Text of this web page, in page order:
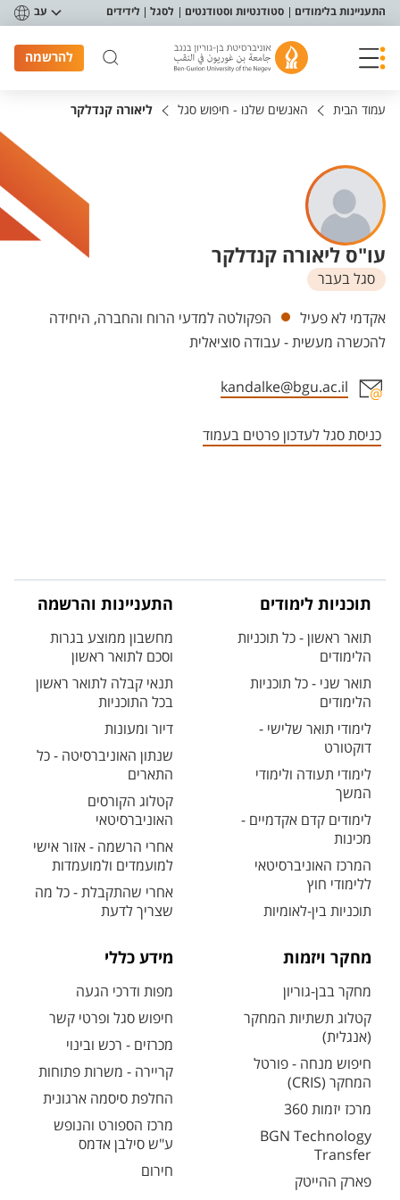
תפריט נגישות
התעניינות בלימודים סטודנטיות וסטודנטים לסגל לידידים עב
להרשמה
עמוד הבית האנשים שלנו - חיפוש סגל ליאורה קנדלקר
עו"ס ליאורה קנדלקר
סגל בעבר
יחידות
אקדמי לא פעיל
הפקולטה למדעי הרוח והחברה, היחידה
להכשרה מעשית - עבודה סוציאלית
kandalke@bgu.ac.il
כניסת סגל לעדכון פרטים בעמוד
תוכניות לימודים
תואר ראשון - כל תוכניות
הלימודים
תואר שני - כל תוכניות
הלימודים
לימודי תואר שלישי -
דוקטורט
לימודי תעודה ולימודי
המשך
לימודים קדם אקדמיים -
מכינות
המרכז האוניברסיטאי
ללימודי חוץ
תוכניות בין-לאומיות
התעניינות והרשמה
מחשבון ממוצע בגרות
וסכם לתואר ראשון
תנאי קבלה לתואר ראשון
בכל התוכניות
דיור ומעונות
שנתון האוניברסיטה - כל
התארים
קטלוג הקורסים
האוניברסיטאי
אחרי הרשמה - אזור אישי
למועמדים ולמועמדות
אחרי שהתקבלת - כל מה
שצריך לדעת
מחקר ויזמות
מחקר בבן-גוריון
קטלוג תשתיות המחקר
(אנגלית)
חיפוש מנחה - פורטל
המחקר (CRIS)
מרכז יזמות 360
BGN Technology
Transfer
פארק ההייטק
מידע כללי
מפות ודרכי הגעה
חיפוש סגל ופרטי קשר
מכרזים - רכש ובינוי
קריירה - משרות פתוחות
החלפת סיסמה ארגונית
מרכז הספורט והנופש
ע"ש סילבן אדמס
חירום